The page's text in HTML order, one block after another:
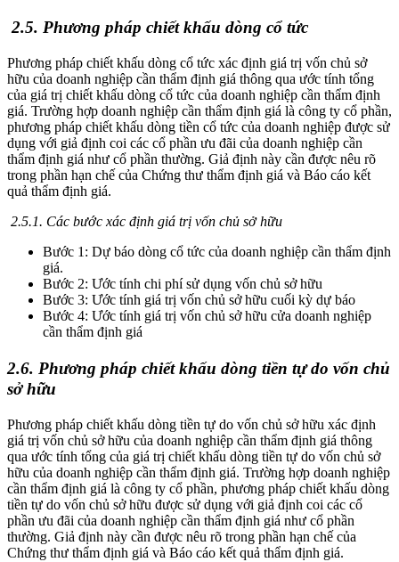
2.5. Phương pháp chiết khấu dòng cổ tức
Phương pháp chiết khấu dòng cổ tức xác định giá trị vốn chủ sở
hữu của doanh nghiệp cần thẩm định giá thông qua ước tính tổng
của giá trị chiết khấu dòng cổ tức của doanh nghiệp cần thẩm định
giá. Trường hợp doanh nghiệp cần thẩm định giá là công ty cổ phần,
phương pháp chiết khấu dòng tiền cổ tức của doanh nghiệp được sử
dụng với giả định coi các cổ phần ưu đãi của doanh nghiệp cần
thẩm định giá như cổ phần thường. Giả định này cần được nêu rõ
trong phần hạn chế của Chứng thư thẩm định giá và Báo cáo kết
quả thẩm định giá.
2.5.1. Các bước xác định giá trị vốn chủ sở hữu
Bước 1: Dự báo dòng cổ tức của doanh nghiệp cần thẩm định
giá.
Bước 2: Ước tính chi phí sử dụng vốn chủ sở hữu
Bước 3: Ước tính giá trị vốn chủ sở hữu cuối kỳ dự báo
Bước 4: Ước tính giá trị vốn chủ sở hữu cửa doanh nghiệp
cần thẩm định giá
2.6. Phương pháp chiết khấu dòng tiền tự do vốn chủ
sở hữu
Phương pháp chiết khấu dòng tiền tự do vốn chủ sở hữu xác định
giá trị vốn chủ sở hữu của doanh nghiệp cần thẩm định giá thông
qua ước tính tổng của giá trị chiết khấu dòng tiền tự do vốn chủ sở
hữu của doanh nghiệp cần thẩm định giá. Trường hợp doanh nghiệp
cần thẩm định giá là công ty cổ phần, phương pháp chiết khấu dòng
tiền tự do vốn chủ sở hữu được sử dụng với giả định coi các cổ
phần ưu đãi của doanh nghiệp cần thẩm định giá như cổ phần
thường. Giả định này cần được nêu rõ trong phần hạn chế của
Chứng thư thẩm định giá và Báo cáo kết quả thẩm định giá.